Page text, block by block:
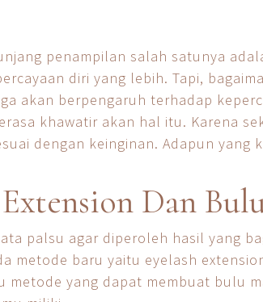
penampilan salah satunya
diri yang lebih. Tapi,
akan berpengaruh terhadap
khawatir akan hal itu. Karena
dengan keinginan. Adapun yang
Dan
palsu agar diperoleh hasil yang
metode baru yaitu eyelash
metode yang dapat membuat bulu